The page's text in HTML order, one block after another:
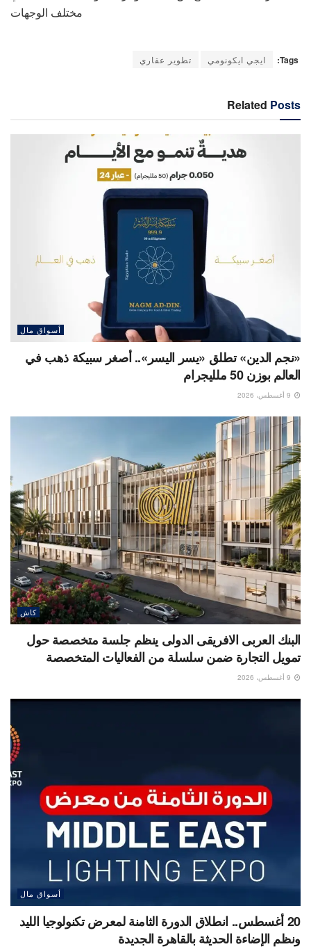
مختلف الوجهات
Tags: ايجي ايكونومي تطوير عقاري
Related Posts
أسواق مال
«نجم الدين» تطلق «يسر اليسر».. أصغر سبيكة ذهب في
العالم بوزن 50 ملليجرام
كاش
البنك العربى الافريقى الدولى ينظم جلسة متخصصة حول
تمويل التجارة ضمن سلسلة من الفعاليات المتخصصة
أسواق مال
20 أغسطس.. انطلاق الدورة الثامنة لمعرض تكنولوجيا الليد
ونظم الإضاءة الحديثة بالقاهرة الجديدة